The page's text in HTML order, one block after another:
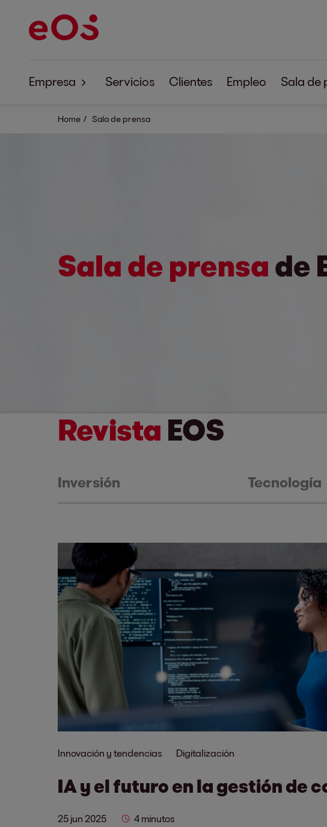
Empresa
Sobre EOS
Servicios Clientes Empleo Sala de
Home Sala de prensa
Sala de prensa de
Revista EOS
Inversión Tecnología
Innovación y tendencias Digitalización
IA y el futuro en la gestión de
25 jun 2025 4 minutos